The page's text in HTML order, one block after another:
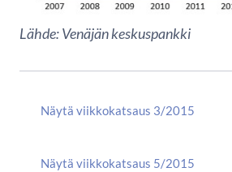
Lähde: Venäjän keskuspankki
Näytä viikkokatsaus 3/2015
Näytä viikkokatsaus 5/2015